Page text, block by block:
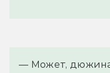
— Может, дюжина